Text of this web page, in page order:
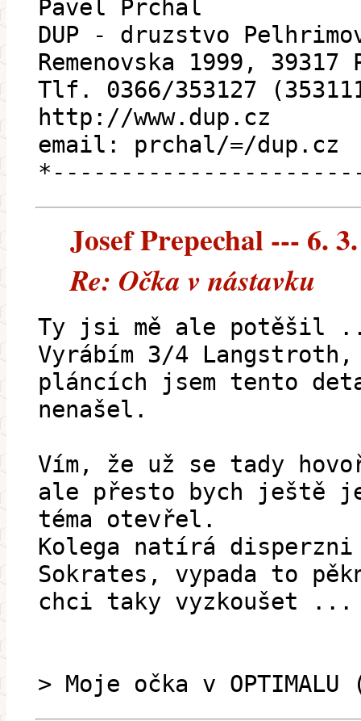
Pavel Prchal
DUP - druzstvo
Remenovska 1999, 39317
Tlf. 0366/353127
http://www.dup.cz
email: prchal/=/dup.cz
Josef Prepechal --- 6.
Re: Očka v nástavku
Ty jsi mě ale potěšil
Vyrábím 3/4 Langstroth,
pláncích jsem tento
nenašel.
Vím, že už se tady
ale přesto bych ještě
téma otevřel.
Kolega natírá disperzni
Sokrates, vypada to
chci taky vyzkoušet ...
> Moje očka v